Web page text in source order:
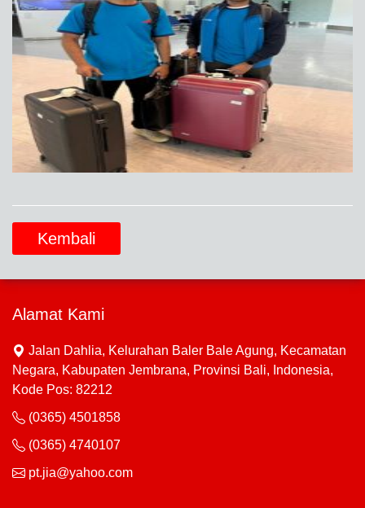
Kembali
Alamat Kami
Jalan Dahlia, Kelurahan Baler Bale Agung, Kecamatan
Negara, Kabupaten Jembrana, Provinsi Bali, Indonesia,
Kode Pos: 82212
(0365) 4501858
(0365) 4740107
pt.jia@yahoo.com